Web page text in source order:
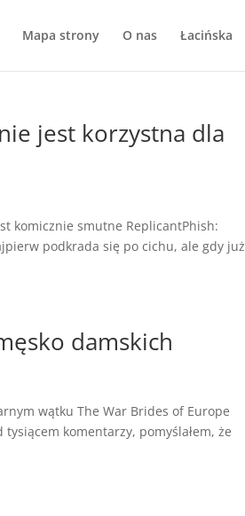
Mapa strony O nas Łacińska
jest korzystna dla
komicznie smutne ReplicantPhish:
podkrada się po cichu, ale gdy już
damskich
wątku The War Brides of Europe
komentarzy, pomyślałem, że